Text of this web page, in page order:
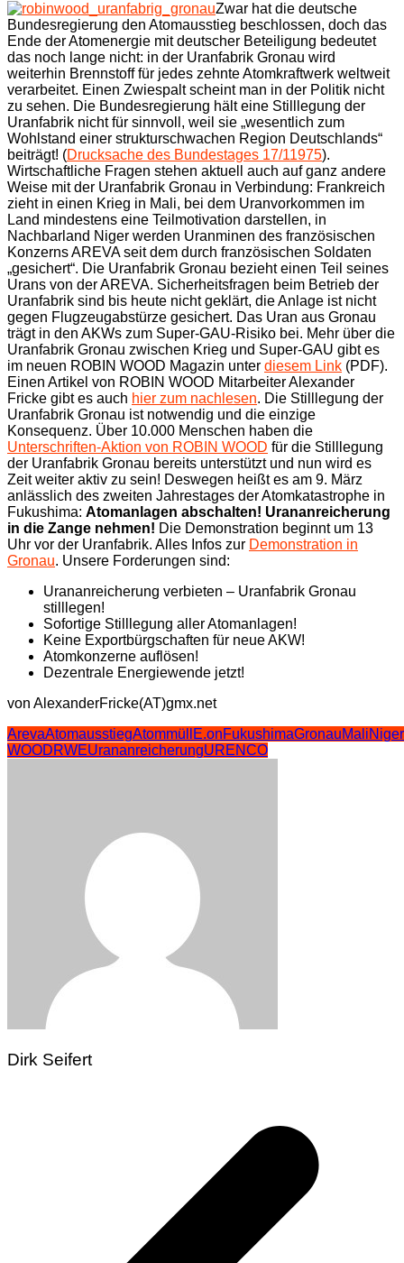
Zwar hat die deutsche
Bundesregierung den Atomausstieg beschlossen, doch das
Ende der Atomenergie mit deutscher Beteiligung bedeutet
das noch lange nicht: in der Uranfabrik Gronau wird
weiterhin Brennstoff für jedes zehnte Atomkraftwerk weltweit
verarbeitet. Einen Zwiespalt scheint man in der Politik nicht
zu sehen. Die Bundesregierung hält eine Stilllegung der
Uranfabrik nicht für sinnvoll, weil sie „wesentlich zum
Wohlstand einer strukturschwachen Region Deutschlands“
beiträgt! (Drucksache des Bundestages 17/11975).
Wirtschaftliche Fragen stehen aktuell auch auf ganz andere
Weise mit der Uranfabrik Gronau in Verbindung: Frankreich
zieht in einen Krieg in Mali, bei dem Uranvorkommen im
Land mindestens eine Teilmotivation darstellen, in
Nachbarland Niger werden Uranminen des französischen
Konzerns AREVA seit dem durch französischen Soldaten
„gesichert“. Die Uranfabrik Gronau bezieht einen Teil seines
Urans von der AREVA. Sicherheitsfragen beim Betrieb der
Uranfabrik sind bis heute nicht geklärt, die Anlage ist nicht
gegen Flugzeugabstürze gesichert. Das Uran aus Gronau
trägt in den AKWs zum Super-GAU-Risiko bei. Mehr über die
Uranfabrik Gronau zwischen Krieg und Super-GAU gibt es
im neuen ROBIN WOOD Magazin unter diesem Link (PDF).
Einen Artikel von ROBIN WOOD Mitarbeiter Alexander
Fricke gibt es auch hier zum nachlesen. Die Stilllegung der
Uranfabrik Gronau ist notwendig und die einzige
Konsequenz. Über 10.000 Menschen haben die
Unterschriften-Aktion von ROBIN WOOD für die Stilllegung
der Uranfabrik Gronau bereits unterstützt und nun wird es
Zeit weiter aktiv zu sein! Deswegen heißt es am 9. März
anlässlich des zweiten Jahrestages der Atomkatastrophe in
Fukushima: Atomanlagen abschalten! Urananreicherung
in die Zange nehmen! Die Demonstration beginnt um 13
Uhr vor der Uranfabrik. Alles Infos zur Demonstration in
Gronau. Unsere Forderungen sind:
Urananreicherung verbieten – Uranfabrik Gronau
stilllegen!
Sofortige Stilllegung aller Atomanlagen!
Keine Exportbürgschaften für neue AKW!
Atomkonzerne auflösen!
Dezentrale Energiewende jetzt!
von AlexanderFricke(AT)gmx.net
ArevaAtomausstiegAtommüll E.onFukushimaGronauMaliNiger
WOODRWEUrananreicherungURENCO
Dirk Seifert